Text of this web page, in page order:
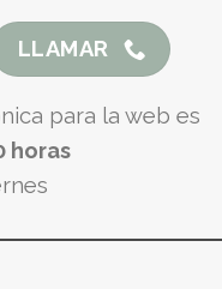
LLAMAR
para la web es
horas